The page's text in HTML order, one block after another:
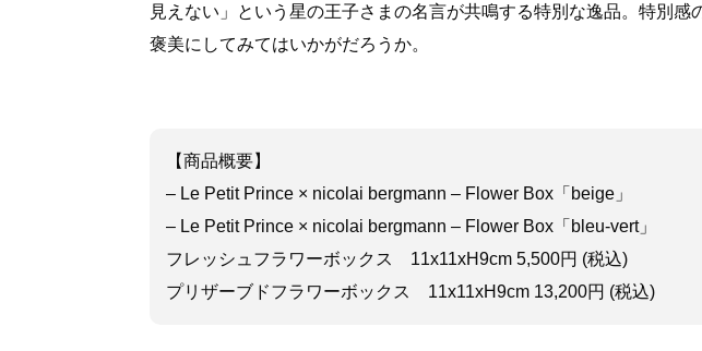
見えない」という星の王子さまの名言が共鳴する特別な逸品。特別
褒美にしてみてはいかがだろうか。
【商品概要】
– Le Petit Prince × nicolai bergmann – Flower Box「beige」
– Le Petit Prince × nicolai bergmann – Flower Box「bleu-vert」
フレッシュフラワーボックス 11x11xH9cm 5,500円 (税込)
プリザーブドフラワーボックス 11x11xH9cm 13,200円 (税込)